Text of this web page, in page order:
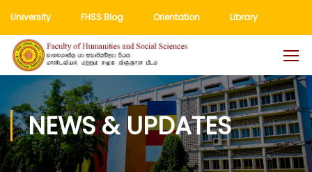
University FHSS Blog Orientation Library
NEWS & UPDATES